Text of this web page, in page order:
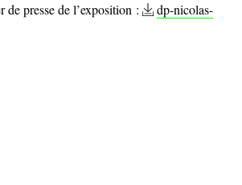
de presse de l’exposition :
dp-nicolas-